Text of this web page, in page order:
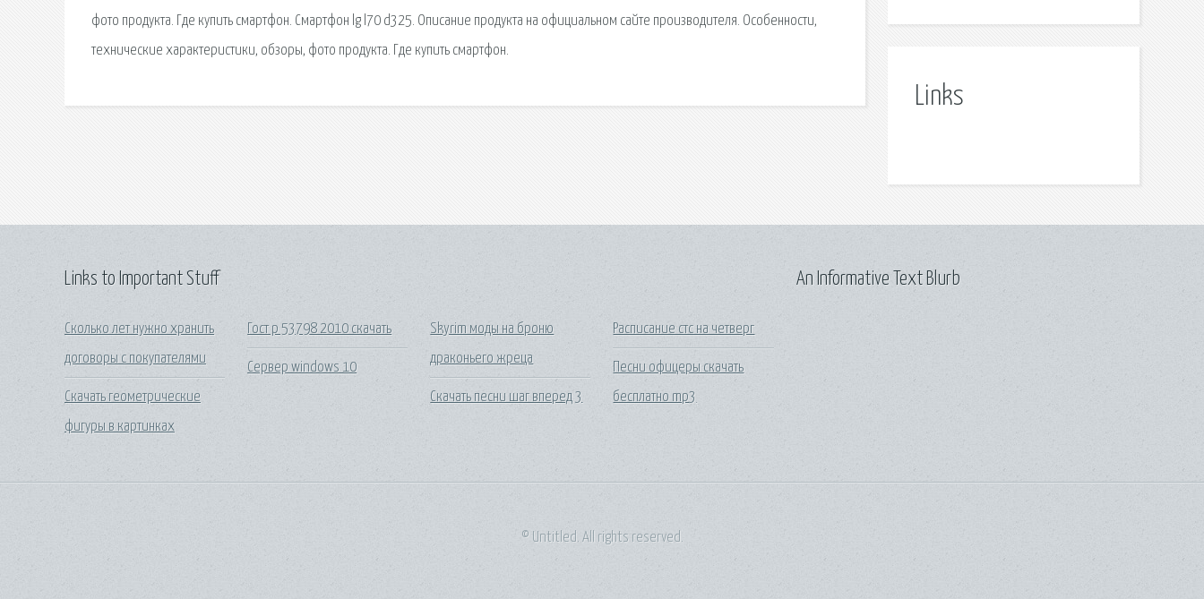
фото продукта. Где купить смартфон. Смартфон lg l70 d325. Описание продукта на официальном сайте производителя. Особенности,
технические характеристики, обзоры, фото продукта. Где купить смартфон.
Links
Links to Important Stuff
Сколько лет нужно хранить
договоры с покупателями
Скачать геометрические
фигуры в картинках
Гост р 53798 2010 скачать
Сервер windows 10
Skyrim моды на броню
драконьего жреца
Скачать песни шаг вперед 3
Расписание стс на четверг
Песни офицеры скачать
бесплатно mp3
An Informative Text Blurb
© Untitled. All rights reserved.